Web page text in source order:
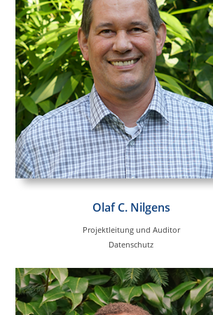
Olaf C. Nilgens
Projektleitung und Auditor
Datenschutz